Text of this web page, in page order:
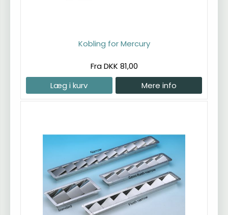
Kobling for Mercury
Fra DKK 81,00
Læg i kurv
Mere info